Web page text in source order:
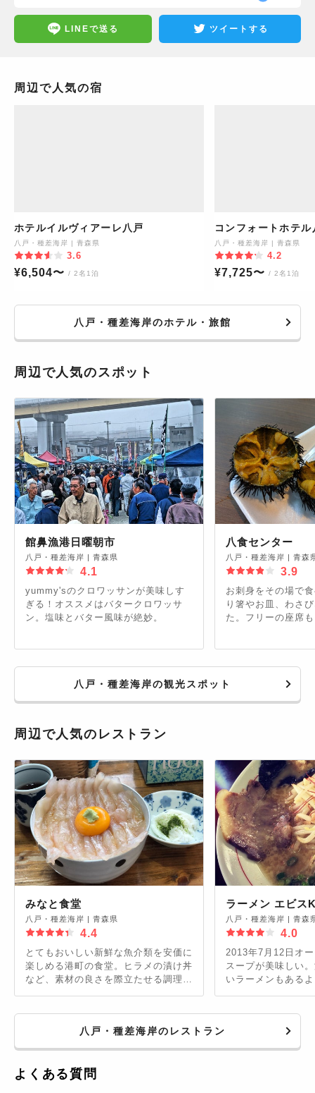
LINEで送る ツイートする
周辺で人気の宿
ホテルイルヴィアーレ八戸
八戸・種差海岸 | 青森県
3.6
¥6,504〜 / 2名1泊
コンフォートホテル
八戸・種差海岸 | 青森県
4.2
¥7,725〜 / 2名1泊
八戸・種差海岸のホテル・旅館
周辺で人気のスポット
館鼻漁港日曜朝市
八戸・種差海岸 | 青森県
4.1
yummy'sのクロワッサンが美味しす
ぎる！オススメはバタークロワッサ
ン。塩味とバター風味が絶妙。
八食センター
八戸・種差海岸 | 青森
3.9
お刺身をその場で
り箸やお皿、わさ
た。フリーの座席
八戸・種差海岸の観光スポット
周辺で人気のレストラン
みなと食堂
八戸・種差海岸 | 青森県
4.4
とてもおいしい新鮮な魚介類を安価に
楽しめる港町の食堂。ヒラメの漬け丼
など、素材の良さを際立たせる調理で
ラーメン エビス
八戸・種差海岸 | 青森
4.0
2013年7月12日オ
スープが美味しい
いラーメンもある
八戸・種差海岸のレストラン
よくある質問